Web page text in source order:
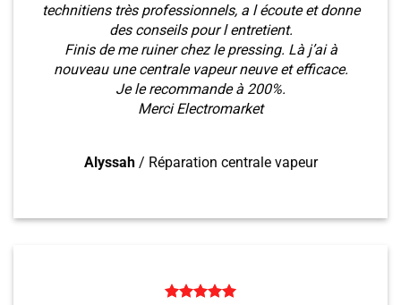
technitiens très professionnels, a l écoute et donne
des conseils pour l entretient.
Finis de me ruiner chez le pressing. Là j’ai à
nouveau une centrale vapeur neuve et efficace.
Je le recommande à 200%.
Merci Electromarket
Alyssah / Réparation centrale vapeur